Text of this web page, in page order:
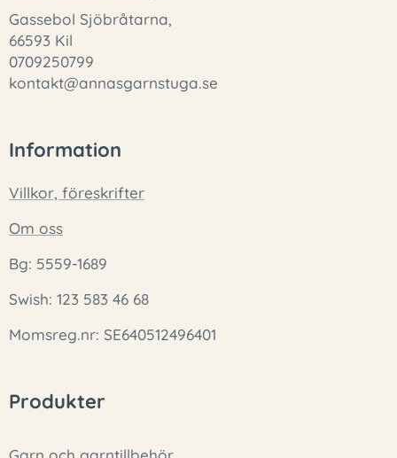
Gassebol Sjöbråtarna,
66593 Kil
0709250799
kontakt@annasgarnstuga.se
Information
Villkor, föreskrifter
Om oss
Bg: 5559-1689
Swish: 123 583 46 68
Momsreg.nr: SE640512496401
Produkter